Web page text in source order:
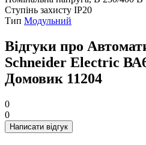
Ступінь захисту IP20
Тип Модульний
Відгуки про
Schneider Electric
Домовик 11204
0
0
Написати відгук